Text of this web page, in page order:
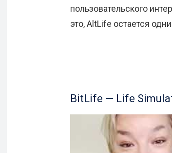
пользовательского
это, AltLife остается
BitLife — Life